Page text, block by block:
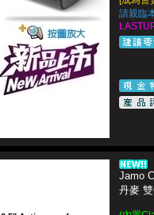
請親臨
Jamo
丹麥